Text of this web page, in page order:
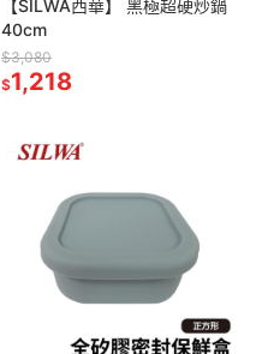
【SILWA西華】 黑極超硬炒鍋
40cm
$3,080
$1,218